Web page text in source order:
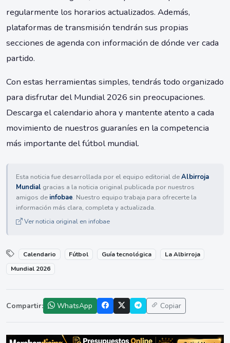
regularmente los horarios actualizados. Además,
plataformas de transmisión tendrán sus propias
secciones de agenda con información de dónde ver cada
partido.
Con estas herramientas simples, tendrás todo organizado
para disfrutar del Mundial 2026 sin preocupaciones.
Descarga el calendario ahora y mantente atento a cada
movimiento de nuestros guaraníes en la competencia
más importante del fútbol mundial.
Esta noticia fue desarrollada por el equipo editorial deAlbirroja
Mundial gracias a la noticia original publicada por nuestros
amigos de infobae. Nuestro equipo trabaja para ofrecerte la
información más clara, completa y actualizada.
Ver noticia original en infobae
Calendario Fútbol Guía tecnológica
La Albirroja
Mundial 2026
Compartir: WhatsApp Copiar